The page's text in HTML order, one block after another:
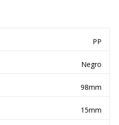
PP
Negro
98mm
15mm